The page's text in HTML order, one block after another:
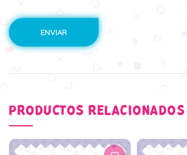
PRODUCTOS RELACIONADOS